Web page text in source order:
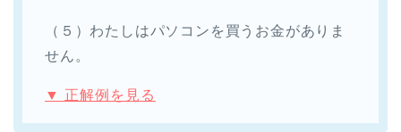
（５）わたしはパソコンを買うお金がありま
せん。
▼ 正解例を見る